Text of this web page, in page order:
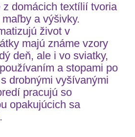
z domácich textílií tvoria
a výšivky.
život v
majú známe vzory
deň, ale i vo sviatky,
a stopami po
drobnými vyšívanými
pracujú so
opakujúcich sa